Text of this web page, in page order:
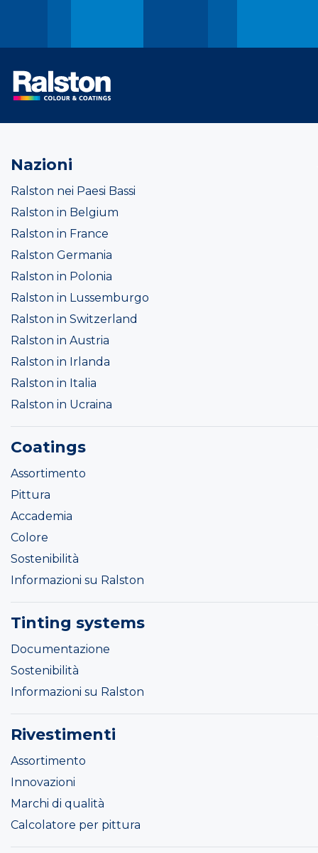
Nazioni
Ralston nei Paesi Bassi
Ralston in Belgium
Ralston in France
Ralston Germania
Ralston in Polonia
Ralston in Lussemburgo
Ralston in Switzerland
Ralston in Austria
Ralston in Irlanda
Ralston in Italia
Ralston in Ucraina
Coatings
Assortimento
Pittura
Accademia
Colore
Sostenibilità
Informazioni su Ralston
Tinting systems
Documentazione
Sostenibilità
Informazioni su Ralston
Rivestimenti
Assortimento
Innovazioni
Marchi di qualità
Calcolatore per pittura